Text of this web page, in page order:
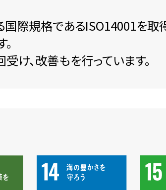
際規格であるISO14001を取
け、改善もを行っています。